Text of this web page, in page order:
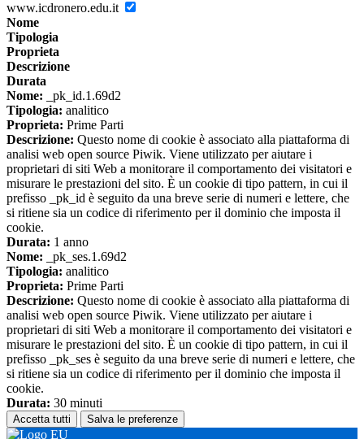
www.icdronero.edu.it
Nome
Tipologia
Proprieta
Descrizione
Durata
Nome: _pk_id.1.69d2
Tipologia: analitico
Proprieta: Prime Parti
Descrizione: Questo nome di cookie è associato alla piattaforma di
analisi web open source Piwik. Viene utilizzato per aiutare i
proprietari di siti Web a monitorare il comportamento dei visitatori e
misurare le prestazioni del sito. È un cookie di tipo pattern, in cui il
prefisso _pk_id è seguito da una breve serie di numeri e lettere, che
si ritiene sia un codice di riferimento per il dominio che imposta il
cookie.
Durata: 1 anno
Nome: _pk_ses.1.69d2
Tipologia: analitico
Proprieta: Prime Parti
Descrizione: Questo nome di cookie è associato alla piattaforma di
analisi web open source Piwik. Viene utilizzato per aiutare i
proprietari di siti Web a monitorare il comportamento dei visitatori e
misurare le prestazioni del sito. È un cookie di tipo pattern, in cui il
prefisso _pk_ses è seguito da una breve serie di numeri e lettere, che
si ritiene sia un codice di riferimento per il dominio che imposta il
cookie.
Durata: 30 minuti
Accetta tutti Salva le preferenze